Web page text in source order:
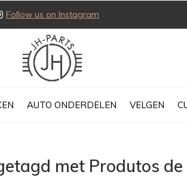
AUTO ONDERDELEN VELGEN
Follow us on Instagram
met Produtos